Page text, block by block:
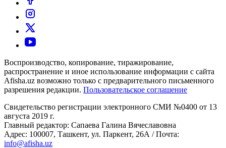
Воспроизводство, копирование, тиражирование,
распространение и иное использование информации с сайта
Afisha.uz возможно только с предварительного письменного
разрешения редакции. Пользовательское соглашение
Свидетельство регистрации электронного СМИ №0400 от 13
августа 2019 г.
Главный редактор: Сапаева Галина Вячеславовна
Адрес: 100007, Ташкент, ул. Паркент, 26А / Почта:
info@afisha.uz